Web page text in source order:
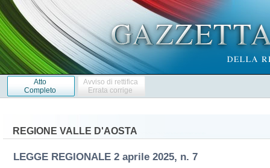
Atto
Completo
Avviso di rettifica
Errata corrige
REGIONE VALLE D'AOSTA
LEGGE REGIONALE 2 aprile 2025, n. 7